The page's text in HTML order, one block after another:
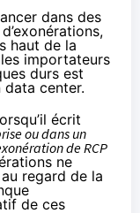
dans des
haut de la
importateurs
durs est
center.
écrit
ou dans un
de RCP
ne
regard de la
de ces